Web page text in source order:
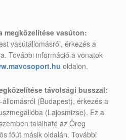
megközelítése vasúton:
vasútállomásról, érkezés a
További információ a vonatok
oldalon.
távolsági busszal:
(Budapest), érkezés a
(Lajosmizse). Ez a
található az Öreg
főút másik oldalán. További